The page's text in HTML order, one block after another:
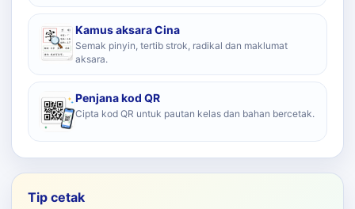
Kamus aksara Cina
Semak pinyin, tertib strok, radikal dan maklumat
aksara.
Penjana kod QR
Cipta kod QR untuk pautan kelas dan bahan bercetak.
Tip cetak